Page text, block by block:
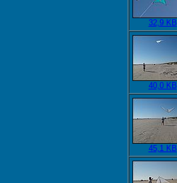
32,9 KB
40,0 KB
45,1 KB